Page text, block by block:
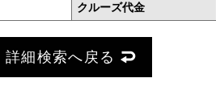
クルーズ代金
詳細検索へ戻る